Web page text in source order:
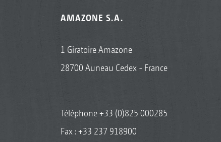
AMAZONE S.A.
1 Giratoire Amazone
28700 Auneau Cedex - France
Téléphone+33 (0)825 000285
Fax : +33 237 918900